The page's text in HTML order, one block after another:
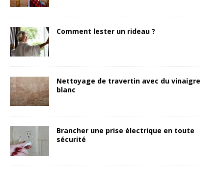
Comment lester un rideau ?
Nettoyage de travertin avec du vinaigre
blanc
Brancher une prise électrique en toute
sécurité